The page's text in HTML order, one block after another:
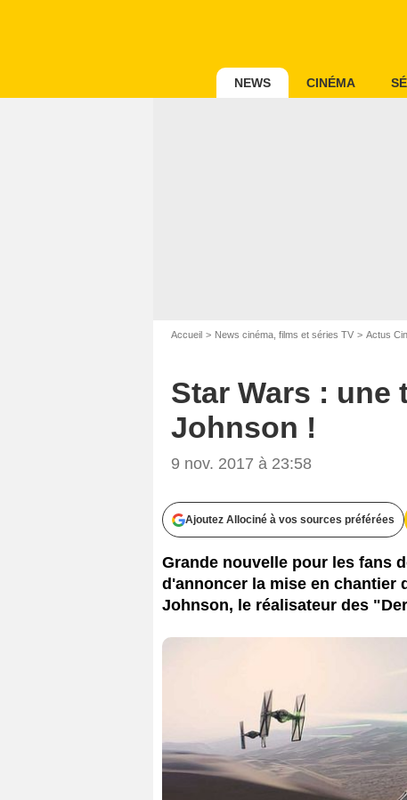
NEWS CINÉMA
Accueil News cinéma, films et séries TV Actus
Star Wars : une
Johnson !
9 nov. 2017 à 23:58
Ajoutez Allociné à vos sources préférées
Grande nouvelle pour les fans
d'annoncer la mise en chantier
Johnson, le réalisateur des